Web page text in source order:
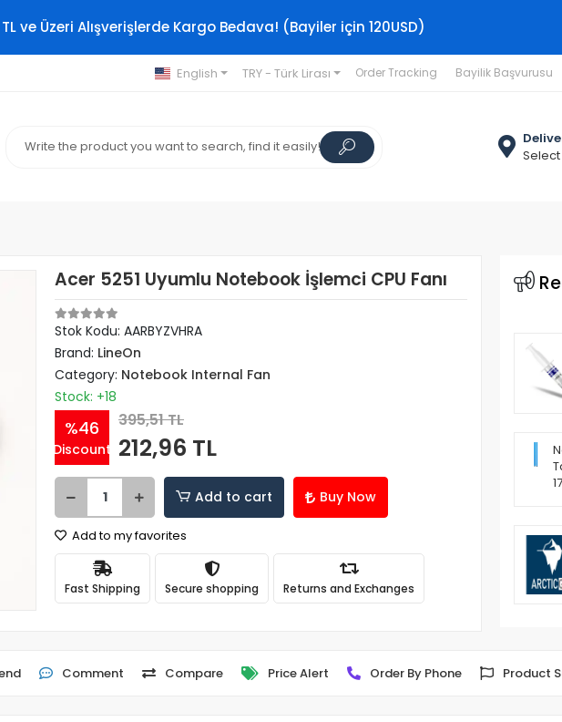
ve Üzeri Alışverişlerde Kargo Bedava! (Bayiler için 120USD)
English TRY - Türk Lirası Order Tracking Bayilik Başvurusu
Acer 5251 Uyumlu Notebook İşlemci CPU Fanı
Stok Kodu: AARBYZVHRA
Brand: LineOn
Category: Notebook Internal Fan
Stock: +18
%46
Discount
395,51 TL
212,96 TL
Add to cart Buy Now
Add to my favorites
Fast Shipping Secure shopping Returns and Exchanges
Comment Compare Price Alert Order By Phone Product